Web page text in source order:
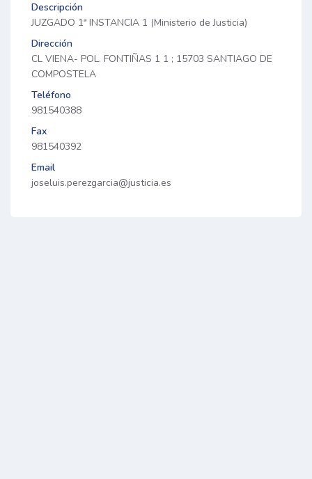
Descripción
JUZGADO 1ª INSTANCIA 1 (Ministerio de Justicia)
Dirección
CL VIENA- POL. FONTIÑAS 1 1 ; 15703 SANTIAGO DE
COMPOSTELA
Teléfono
981540388
Fax
981540392
Email
joseluis.perezgarcia@justicia.es